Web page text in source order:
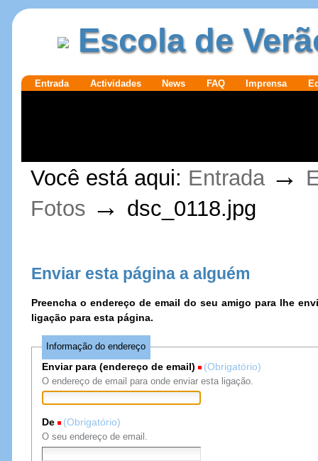
Ir para o
Escola de
SecçõesEntrada Actividades News FAQ Imprensa
Pessoais
Você está aqui: Entrada →
Fotos → dsc_0118.jpg
Enviar esta página a alguém
Preencha o endereço de email do seu amigo para lhe
ligação para esta página.
Informação do endereço
Enviar para (endereço de email) (Obrigatório)
O endereço de email para onde enviar esta ligação.
De (Obrigatório)
O seu endereço de email.